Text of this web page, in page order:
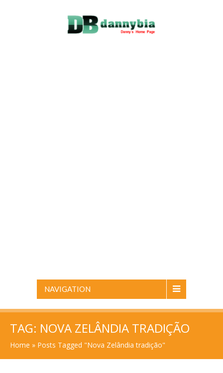
NAVIGATION
TAG: NOVA ZELÂNDIA TRADIÇÃO
Home » Posts Tagged "Nova Zelândia tradição"